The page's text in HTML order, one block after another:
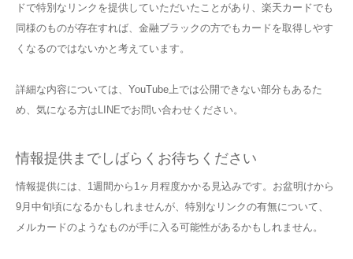
ドで特別なリンクを提供していただいたことがあり、楽天カードでも
同様のものが存在すれば、金融ブラックの方でもカードを取得しやす
くなるのではないかと考えています。
詳細な内容については、YouTube上では公開できない部分もあるた
め、気になる方はLINEでお問い合わせください。
情報提供までしばらくお待ちください
情報提供には、1週間から1ヶ月程度かかる見込みです。お盆明けから
9月中旬頃になるかもしれませんが、特別なリンクの有無について、
メルカードのようなものが手に入る可能性があるかもしれません。